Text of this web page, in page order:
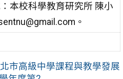
本校科學教育研究所 陳小
。
市高級中學課程與教學發展